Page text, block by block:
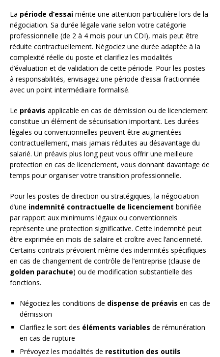
La période d’essai mérite une attention particulière lors de la
négociation. Sa durée légale varie selon votre catégorie
professionnelle (de 2 à 4 mois pour un CDI), mais peut être
réduite contractuellement. Négociez une durée adaptée à la
complexité réelle du poste et clarifiez les modalités
d’évaluation et de validation de cette période. Pour les postes
à responsabilités, envisagez une période d’essai fractionnée
avec un point intermédiaire formalisé.
Le préavis applicable en cas de démission ou de licenciement
constitue un élément de sécurisation important. Les durées
légales ou conventionnelles peuvent être augmentées
contractuellement, mais jamais réduites au désavantage du
salarié. Un préavis plus long peut vous offrir une meilleure
protection en cas de licenciement, vous donnant davantage de
temps pour organiser votre transition professionnelle.
Pour les postes de direction ou stratégiques, la négociation
d’une indemnité contractuelle de licenciement bonifiée
par rapport aux minimums légaux ou conventionnels
représente une protection significative. Cette indemnité peut
être exprimée en mois de salaire et croître avec l’ancienneté.
Certains contrats prévoient même des indemnités spécifiques
en cas de changement de contrôle de l’entreprise (clause de
golden parachute) ou de modification substantielle des
fonctions.
Négociez les conditions de dispense de préavis en cas de
démission
Clarifiez le sort des éléments variables de rémunération
en cas de rupture
Prévoyez les modalités de restitution des outils